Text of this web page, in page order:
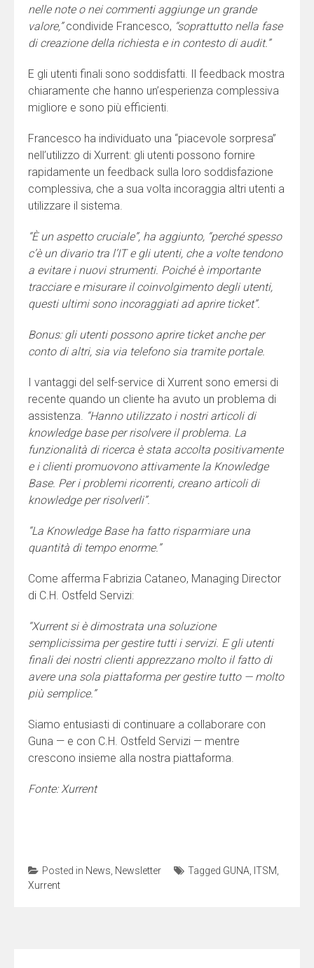
nelle note o nei commenti aggiunge un grande
valore,”condivide Francesco, “soprattutto nella fase
di creazione della richiesta e in contesto di audit.”
E gli utenti finali sono soddisfatti. Il feedback mostra
chiaramente che hanno un’esperienza complessiva
migliore e sono più efficienti.
Francesco ha individuato una “piacevole sorpresa”
nell’utilizzo di Xurrent: gli utenti possono fornire
rapidamente un feedback sulla loro soddisfazione
complessiva, che a sua volta incoraggia altri utenti a
utilizzare il sistema.
“È un aspetto cruciale”, ha aggiunto, “perché spesso
c’è un divario tra l’IT e gli utenti, che a volte tendono
a evitare i nuovi strumenti. Poiché è importante
tracciare e misurare il coinvolgimento degli utenti,
questi ultimi sono incoraggiati ad aprire ticket”.
Bonus: gli utenti possono aprire ticket anche per
conto di altri, sia via telefono sia tramite portale.
I vantaggi del self-service di Xurrent sono emersi di
recente quando un cliente ha avuto un problema di
assistenza. “Hanno utilizzato i nostri articoli di
knowledge base per risolvere il problema. La
funzionalità di ricerca è stata accolta positivamente
e i clienti promuovono attivamente la Knowledge
Base. Per i problemi ricorrenti, creano articoli di
knowledge per risolverli”.
“La Knowledge Base ha fatto risparmiare una
quantità di tempo enorme.”
Come afferma Fabrizia Cataneo, Managing Director
di C.H. Ostfeld Servizi:
“Xurrent si è dimostrata una soluzione
semplicissima per gestire tutti i servizi. E gli utenti
finali dei nostri clienti apprezzano molto il fatto di
avere una sola piattaforma per gestire tutto — molto
più semplice.”
Siamo entusiasti di continuare a collaborare con
Guna — e con C.H. Ostfeld Servizi — mentre
crescono insieme alla nostra piattaforma.
Fonte: Xurrent
Posted in News Newsletter Tagged GUNA ITSM
Xurrent